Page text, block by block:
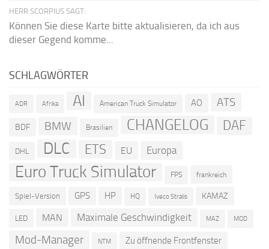
HERR SCORPIUS SAGT:
Können Sie diese Karte bitte aktualisieren, da ich aus
dieser Gegend komme...
SCHLAGWÖRTER
ADR Afrika AI American Truck Simulator AO ATS
BDF BMW Brasilien CHANGELOG DAF
DHL DLC ETS EU Europa
Euro Truck Simulator FPS frankreich
Spiel-Version GPS HP HQ Iveco Stralis KAMAZ
LED MAN Maximale Geschwindigkeit MAZ MOD
Mod-Manager NTM Zu öffnende Frontfenster